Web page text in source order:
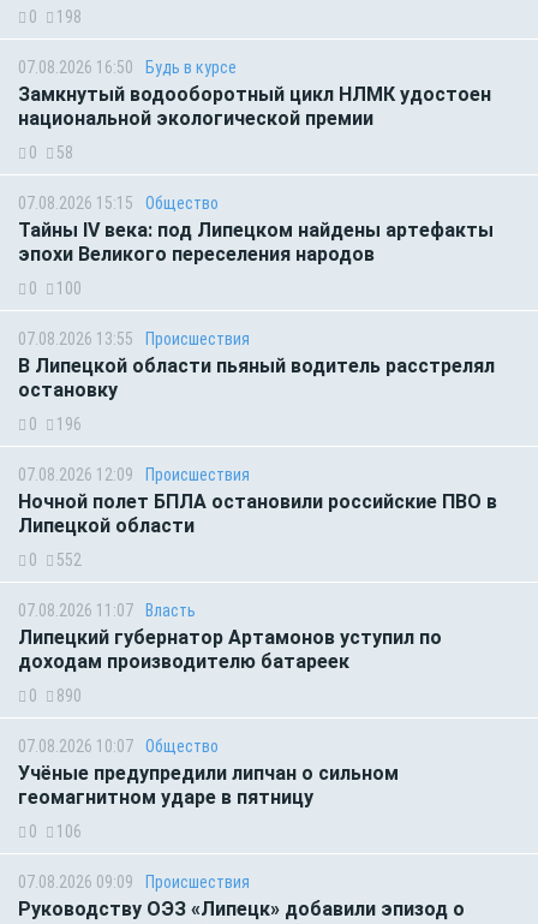
0 198
07.08.2026 16:50 Будь в курсе
Замкнутый водооборотный цикл НЛМК удостоен
национальной экологической премии
0 58
07.08.2026 15:15 Общество
Тайны IV века: под Липецком найдены артефакты
эпохи Великого переселения народов
0 100
07.08.2026 13:55 Происшествия
В Липецкой области пьяный водитель расстрелял
остановку
0 196
07.08.2026 12:09 Происшествия
Ночной полет БПЛА остановили российские ПВО в
Липецкой области
0 552
07.08.2026 11:07 Власть
Липецкий губернатор Артамонов уступил по
доходам производителю батареек
0 890
07.08.2026 10:07 Общество
Учёные предупредили липчан о сильном
геомагнитном ударе в пятницу
0 106
07.08.2026 09:09 Происшествия
Руководству ОЭЗ «Липецк» добавили эпизод о